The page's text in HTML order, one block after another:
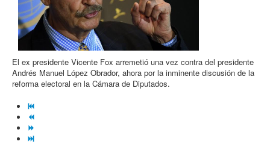
El ex presidente Vicente Fox arremetió una vez contra del presidente
Andrés Manuel López Obrador, ahora por la inminente discusión de la
reforma electoral en la Cámara de Diputados.